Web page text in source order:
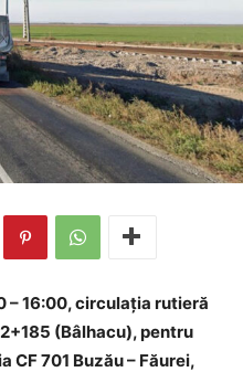
– 16:00, circulația rutieră
(Bâlhacu), pentru
CF 701 Buzău – Făurei,